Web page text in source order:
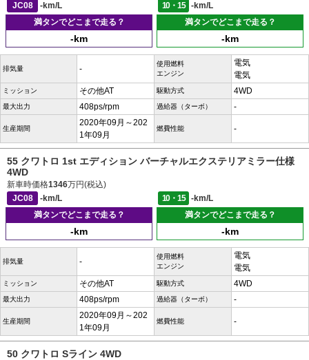
JC08
-km/L 10・15
-km/L
満タンでどこまで走る？
-km
満タンでどこまで走る？
-km
排気量 -
使用燃料
エンジン
電気
電気
ミッション その他AT 駆動方式 4WD
最大出力 408ps/rpm 過給器（ターボ） -
生産期間
2020年09月～202
1年09月
燃費性能 -
55 クワトロ 1st エディション バーチャルエクステリアミラー仕様
4WD
新車時価格1346万円(税込)
JC08
-km/L 10・15
-km/L
満タンでどこまで走る？
-km
満タンでどこまで走る？
-km
排気量 -
使用燃料
エンジン
電気
電気
ミッション その他AT 駆動方式 4WD
最大出力 408ps/rpm 過給器（ターボ） -
生産期間
2020年09月～202
1年09月
燃費性能 -
50 クワトロ Sライン 4WD